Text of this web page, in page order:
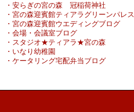
・安らぎの宮の森 冠稲荷神社
・宮の森迎賓館ティアラグリーンパレス
・宮の森迎賓館ウエディングブログ
・会場・会議室ブログ
・スタジオ★ティアラ★宮の森
・いなり幼稚園
・ケータリング宅配弁当ブログ